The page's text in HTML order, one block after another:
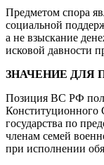
Предметом спора
социальной
а не взыскание
исковой давности
ЗНАЧЕНИЕ ДЛЯ
Позиция ВС РФ
Конституционного
государства по
членам семей
при исполнении